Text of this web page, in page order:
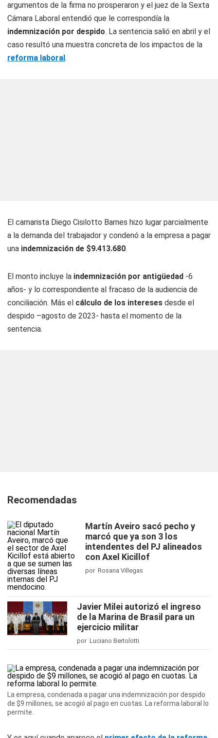
argumentos de la firma no prosperaron y el juez de la Sexta
Cámara Laboral entendió que le correspondía la
indemnización por despido. La sentencia salió en abril y el
caso resultó una muestra concreta de los impactos de la
reforma laboral.
El camarista Diego Cisilotto Barnes hizo lugar parcialmente
a la demanda del trabajador y condenó a la empresa a pagar
una indemnización de $9.413.680.
El monto incluye la indemnización por antigüedad -6
años- y lo correspondiente al fracaso de la audiencia de
conciliación. Más el cálculo de los intereses desde el
despido –agosto de 2023- hasta el momento de la
sentencia.
Recomendadas
Martín Aveiro sacó pecho y
marcó que ya son 3 los
intendentes del PJ alineados
con Axel Kicillof
por Rosana Villegas
Javier Milei autorizó el ingreso
de la Marina de Brasil para un
ejercicio militar
por Luciano Bertolotti
La empresa, condenada a pagar una indemnización por despido
de $9 millones, se acogió al pago en cuotas. La reforma laboral lo
permite.